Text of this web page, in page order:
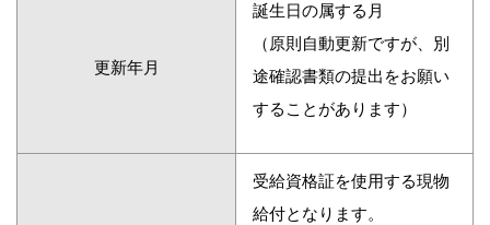
更新年月
誕生日の属する月
（原則自動更新ですが、別
途確認書類の提出をお願い
することがあります）
受給資格証を使用する現物
給付となります。